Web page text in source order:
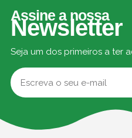
Assine a nossa
Newsletter
Seja um dos primeiros a ter